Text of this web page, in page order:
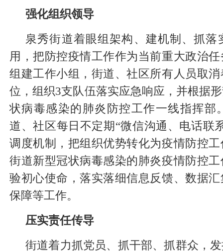
强化组织领导
泉秀街道着眼组架构、建机制、抓落
用，把防控疫情工作作为当前重大政治
组建工作小组，街道、社区所有人员取
位，组织3支队伍落实应急响应，并根据
状病毒感染的肺炎防控工作一线指挥部
道、社区每日不定期“微信沟通、电话联
调度机制，把组织优势转化为疫情防控
街道新型冠状病毒感染的肺炎疫情防控
验初心使命，落实落细信息反馈、数据
保障等工作。
压实责任传导
街道着力抓党员、抓干部、抓群众，